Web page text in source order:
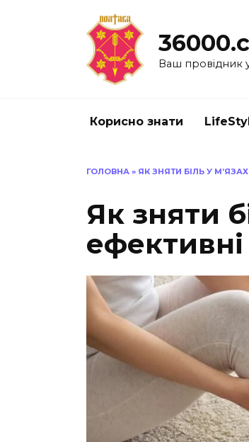
Ваш провідник
Корисно знати
ГОЛОВНА » ЯК ЗНЯТИ БІЛЬ У
Як зняти